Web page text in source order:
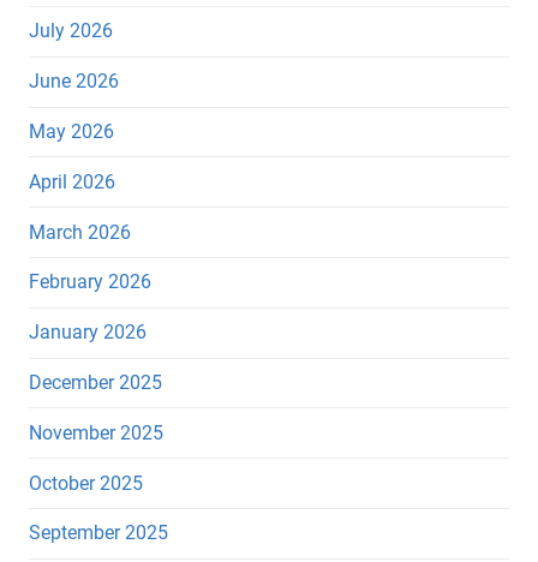
July 2026
June 2026
May 2026
April 2026
March 2026
February 2026
January 2026
December 2025
November 2025
October 2025
September 2025